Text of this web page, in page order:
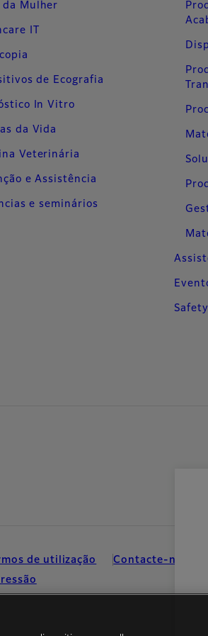
da Mulher
IT
de Ecografia
In Vitro
da Vida
Veterinária
e Assistência
e seminários
de utilização Contacte-nos